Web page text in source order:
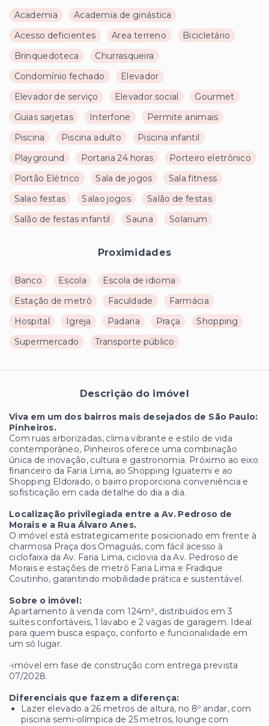
Academia
Academia de ginástica
Acesso deficientes
Area terreno
Bicicletário
Brinquedoteca
Churrasqueira
Condomínio fechado
Elevador
Elevador de serviço
Elevador social
Gourmet
Guias sarjetas
Interfone
Permite animais
Piscina
Piscina adulto
Piscina infantil
Playground
Portaria 24 horas
Porteiro eletrônico
Portão Elétrico
Sala de jogos
Sala fitness
Salao festas
Salao jogos
Salão de festas
Salão de festas infantil
Sauna Solarium
Proximidades
Banco Escola
Escola de idioma
Estação de metrô
Faculdade
Farmácia
Hospital
Igreja Padaria Praça
Shopping
Supermercado
Transporte público
Descrição do imóvel
Viva em um dos bairros mais desejados de São Paulo:
Pinheiros.
Com ruas arborizadas, clima vibrante e estilo de vida
contemporâneo, Pinheiros oferece uma combinação
única de inovação, cultura e gastronomia. Próximo ao eixo
financeiro da Faria Lima, ao Shopping Iguatemi e ao
Shopping Eldorado, o bairro proporciona conveniência e
sofisticação em cada detalhe do dia a dia.
Localização privilegiada entre a Av. Pedroso de
Morais e a Rua Álvaro Anes.
O imóvel está estrategicamente posicionado em frente à
charmosa Praça dos Omaguás, com fácil acesso à
ciclofaixa da Av. Faria Lima, ciclovia da Av. Pedroso de
Morais e estações de metrô Faria Lima e Fradique
Coutinho, garantindo mobilidade prática e sustentável.
Sobre o imóvel:
Apartamento à venda com 124m², distribuídos em 3
suítes confortáveis, 1 lavabo e 2 vagas de garagem. Ideal
para quem busca espaço, conforto e funcionalidade em
um só lugar.
-imóvel em fase de construção com entrega prevista
07/2028.
Diferenciais que fazem a diferença:
Lazer elevado a 26 metros de altura, no 8º andar, com
piscina semi-olímpica de 25 metros, lounge com